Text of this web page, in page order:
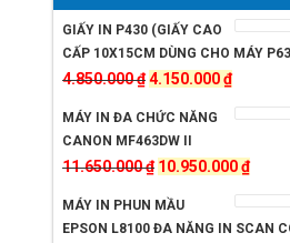
GIẤY IN P430 (GIẤY CAO
CẤP 10X15CM DÙNG CHO MÁY
4.850.000₫Giá
là:
4.850.000 ₫.
4.150.000₫Giá
hiện
là:
MÁY IN ĐA CHỨC NĂNG
CANON MF463DW II
11.650.000₫ Giá
gốc
là:
10.950.000₫Giá
hiện
tại
MÁY IN PHUN MẦU
EPSON L8100 ĐA NĂNG IN SCAN